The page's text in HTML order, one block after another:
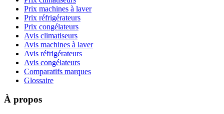
Prix machines à laver
Prix réfrigérateurs
Prix congélateurs
Avis climatiseurs
Avis machines à laver
Avis réfrigérateurs
Avis congélateurs
Comparatifs marques
Glossaire
À propos